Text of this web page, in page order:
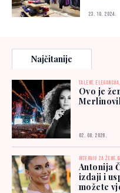
23. 10. 2024.
Najčitanije
TALENT,
Ovo je
02. 08. 2026.
INTERVJU ZA
Antonija
izdaji i
možete